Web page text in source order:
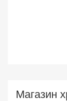
Магазин